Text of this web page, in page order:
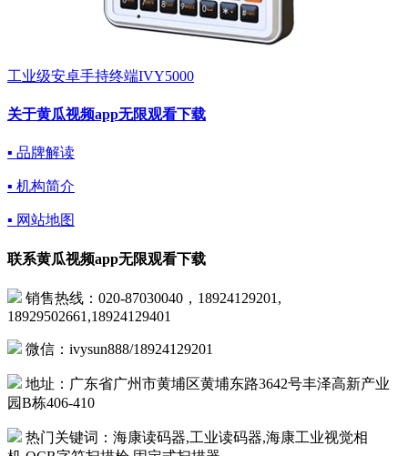
工业级安卓手持终端IVY5000
关于黄瓜视频app无限观看下载
▪ 品牌解读
▪ 机构简介
▪ 网站地图
联系黄瓜视频app无限观看下载
销售热线：020-87030040，18924129201,
18929502661,18924129401
微信：ivysun888/18924129201
地址：广东省广州市黄埔区黄埔东路3642号丰泽高新产业
园B栋406-410
热门关键词：海康读码器,工业读码器,海康工业视觉相